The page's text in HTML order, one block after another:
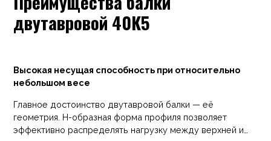
двутавровой 40К5
Высокая несущая способность при относительно
небольшом весе
Главное достоинство двутавровой балки — её
геометрия. Н-образная форма профиля позволяет
эффективно распределять нагрузку между верхней и